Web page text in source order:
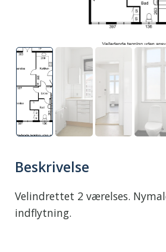
Beskrivelse
Velindrettet 2 værelses.
indflytning.